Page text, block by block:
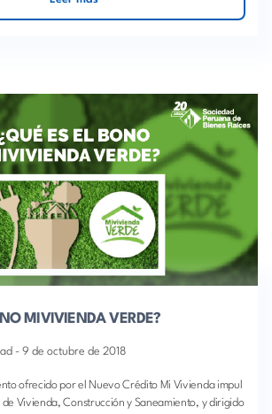
MIVIVIENDA VERDE?
- 9 de octubre de 2018
ofrecido por el Nuevo Crédito Mi Vivienda impul
Vivienda, Construcción y Saneamiento, y dirigido